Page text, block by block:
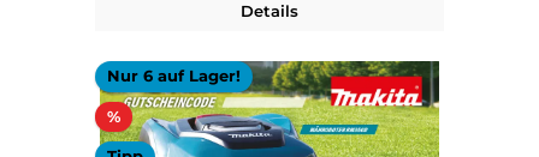
Details
Nur 6 auf Lager!
%Rabatt